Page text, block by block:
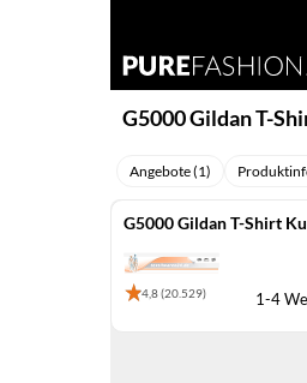
G5000 Gildan T-
Angebote (1)
G5000 Gildan T-Shirt
4,8 (20.529)
1-4